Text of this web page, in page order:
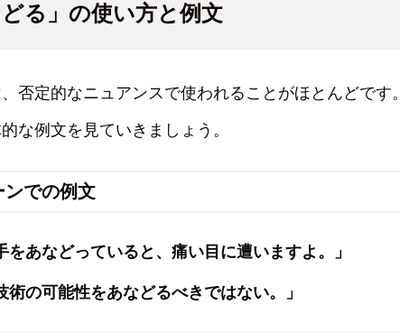
る」の使い方と例文
、否定的なニュアンスで使われることがほとんどです。
な例文を見ていきましょう。
ンでの例文
をあなどっていると、痛い目に遭いますよ。」
術の可能性をあなどるべきではない。」